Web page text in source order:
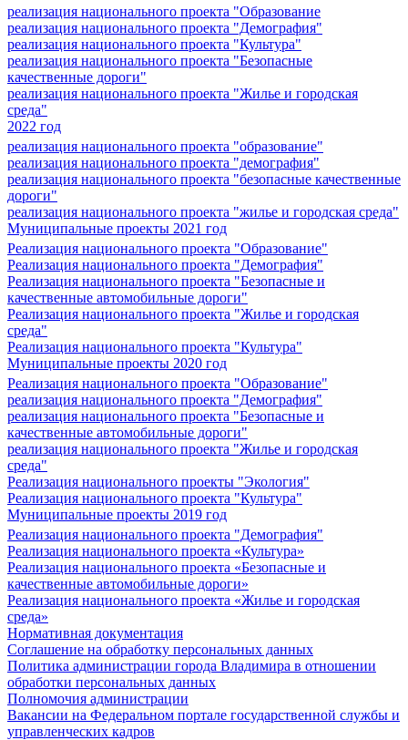
реализация национального проекта "Образование
реализация национального проекта "Демография"
реализация национального проекта "Культура"
реализация национального проекта "Безопасные
качественные дороги"
реализация национального проекта "Жилье и городская
среда"
2022 год
реализация национального проекта "образование"
реализация национального проекта "демография"
реализация национального проекта "безопасные качественные
дороги"
реализация национального проекта "жилье и городская среда"
Муниципальные проекты 2021 год
Реализация национального проекта "Образование"
Реализация национального проекта "Демография"
Реализация национального проекта "Безопасные и
качественные автомобильные дороги"
Реализация национального проекта "Жилье и городская
среда"
Реализация национального проекта "Культура"
Муниципальные проекты 2020 год
Реализация национального проекта "Образование"
реализация национального проекта "Демография"
реализация национального проекта "Безопасные и
качественные автомобильные дороги"
реализация национального проекта "Жилье и городская
среда"
Реализация национального проекты "Экология"
Реализация национального проекта "Культура"
Муниципальные проекты 2019 год
Реализация национального проекта "Демография"
Реализация национального проекта «Культура»
Реализация национального проекта «Безопасные и
качественные автомобильные дороги»
Реализация национального проекта «Жилье и городская
среда»
Нормативная документация
Соглашение на обработку персональных данных
Политика администрации города Владимира в отношении
обработки персональных данных
Полномочия администрации
Вакансии на Федеральном портале государственной службы и
управленческих кадров